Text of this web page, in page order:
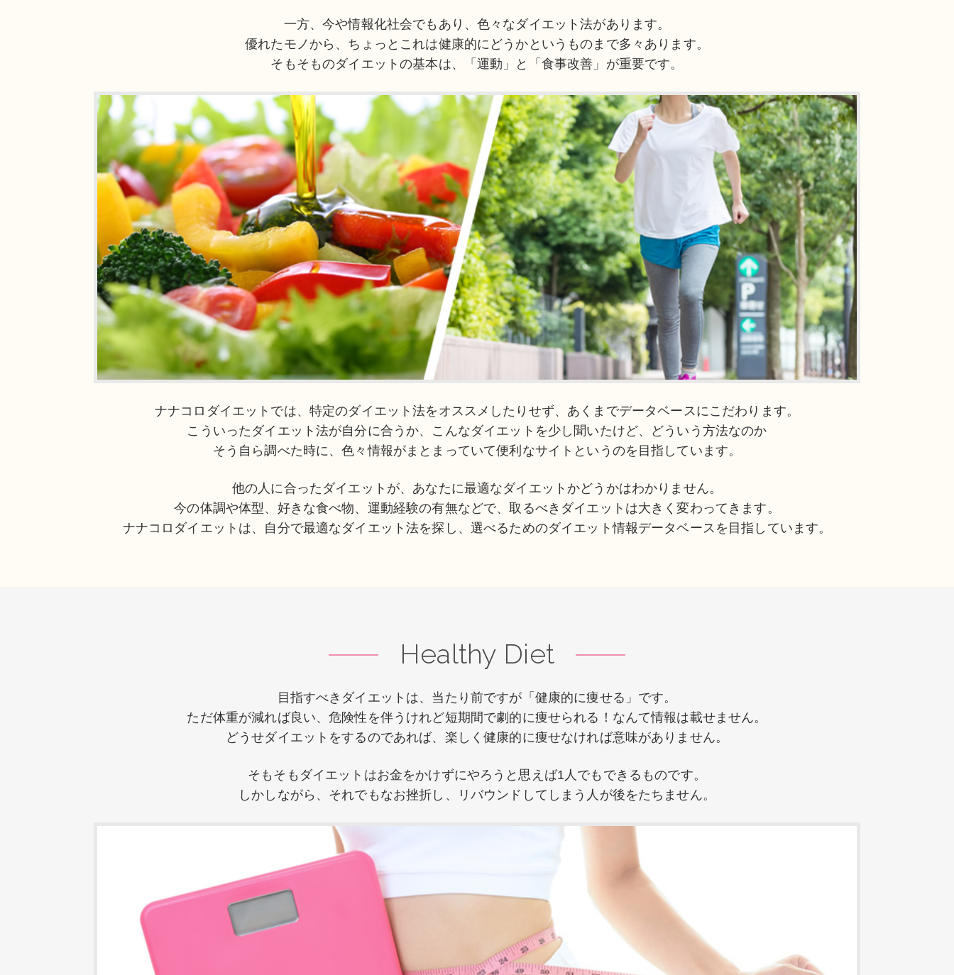
一方、今や情報化社会でもあり、色々なダイエット法があります。
優れたモノから、ちょっとこれは健康的にどうかというものまで多々あります。
そもそものダイエットの基本は、「運動」と「食事改善」が重要です。
ナナコロダイエットでは、特定のダイエット法をオススメしたりせず、あくまでデータベースにこだわります。
こういったダイエット法が自分に合うか、こんなダイエットを少し聞いたけど、どういう方法なのか
そう自ら調べた時に、色々情報がまとまっていて便利なサイトというのを目指しています。
他の人に合ったダイエットが、あなたに最適なダイエットかどうかはわかりません。
今の体調や体型、好きな食べ物、運動経験の有無などで、取るべきダイエットは大きく変わってきます。
ナナコロダイエットは、自分で最適なダイエット法を探し、選べるためのダイエット情報データベースを目指しています。
Healthy Diet
目指すべきダイエットは、当たり前ですが「健康的に痩せる」です。
ただ体重が減れば良い、危険性を伴うけれど短期間で劇的に痩せられる！なんて情報は載せません。
どうせダイエットをするのであれば、楽しく健康的に痩せなければ意味がありません。
そもそもダイエットはお金をかけずにやろうと思えば1人でもできるものです。
しかしながら、それでもなお挫折し、リバウンドしてしまう人が後をたちません。